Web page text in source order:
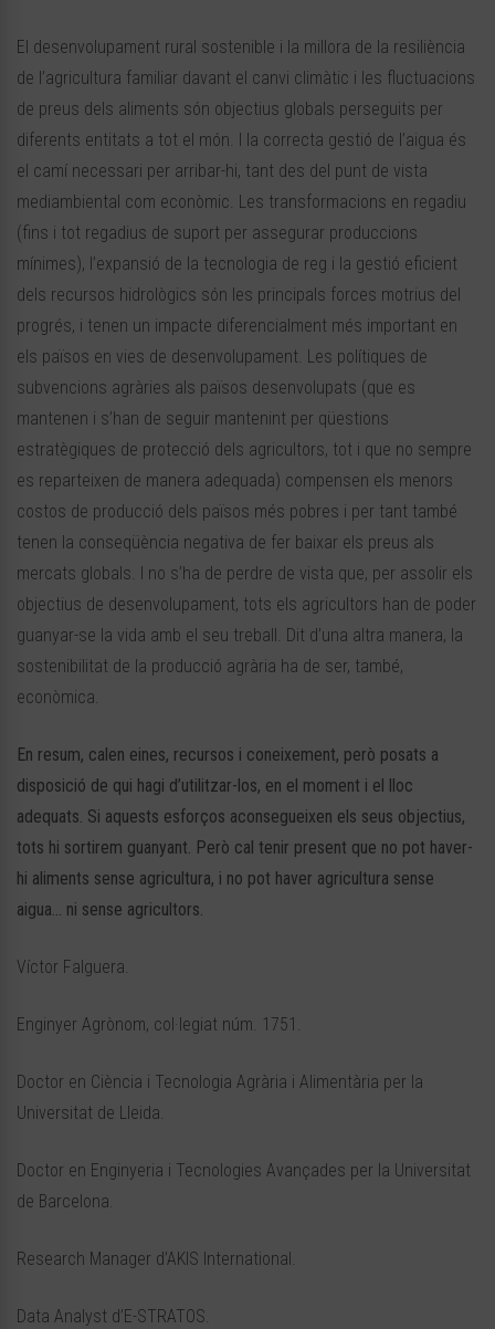
El desenvolupament rural sostenible i la millora de la resiliència
de l’agricultura familiar davant el canvi climàtic i les fluctuacions
de preus dels aliments són objectius globals perseguits per
diferents entitats a tot el món. I la correcta gestió de l’aigua és
el camí necessari per arribar-hi, tant des del punt de vista
mediambiental com econòmic. Les transformacions en regadiu
(fins i tot regadius de suport per assegurar produccions
mínimes), l’expansió de la tecnologia de reg i la gestió eficient
dels recursos hidrològics són les principals forces motrius del
progrés, i tenen un impacte diferencialment més important en
els països en vies de desenvolupament. Les polítiques de
subvencions agràries als països desenvolupats (que es
mantenen i s’han de seguir mantenint per qüestions
estratègiques de protecció dels agricultors, tot i que no sempre
es reparteixen de manera adequada) compensen els menors
costos de producció dels països més pobres i per tant també
tenen la conseqüència negativa de fer baixar els preus als
mercats globals. I no s’ha de perdre de vista que, per assolir els
objectius de desenvolupament, tots els agricultors han de poder
guanyar-se la vida amb el seu treball. Dit d’una altra manera, la
sostenibilitat de la producció agrària ha de ser, també,
econòmica.
En resum, calen eines, recursos i coneixement, però posats a
disposició de qui hagi d’utilitzar-los, en el moment i el lloc
adequats. Si aquests esforços aconsegueixen els seus objectius,
tots hi sortirem guanyant. Però cal tenir present que no pot haver-
hi aliments sense agricultura, i no pot haver agricultura sense
aigua… ni sense agricultors.
Víctor Falguera.
Enginyer Agrònom, col·legiat núm. 1751.
Doctor en Ciència i Tecnologia Agrària i Alimentària per la
Universitat de Lleida.
Doctor en Enginyeria i Tecnologies Avançades per la Universitat
de Barcelona.
Research Manager d’AKIS International.
Data Analyst d’E-STRATOS.